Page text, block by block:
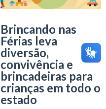
Brincando nas
Férias leva
diversão,
convivência e
brincadeiras para
crianças em todo o
estado